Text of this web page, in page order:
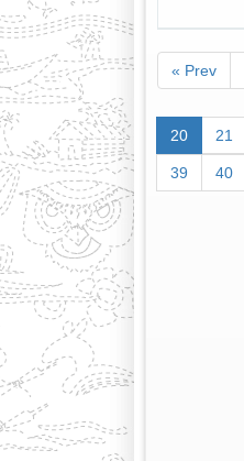
« Prev
20 21
39 40